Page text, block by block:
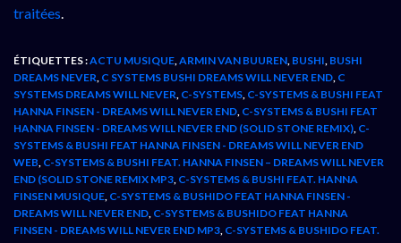
traitées.
ÉTIQUETTES :ACTU MUSIQUE,ARMIN VAN BUUREN, BUSHI, BUSHI
DREAMS NEVER, C SYSTEMS BUSHI DREAMS WILL NEVER END, C
SYSTEMS DREAMS WILL NEVER, C-SYSTEMS, C-SYSTEMS & BUSHI FEAT
HANNA FINSEN - DREAMS WILL NEVER END, C-SYSTEMS & BUSHI FEAT
HANNA FINSEN - DREAMS WILL NEVER END (SOLID STONE REMIX), C-
SYSTEMS & BUSHI FEAT HANNA FINSEN - DREAMS WILL NEVER END
WEB, C-SYSTEMS & BUSHI FEAT. HANNA FINSEN – DREAMS WILL NEVER
END (SOLID STONE REMIX MP3, C-SYSTEMS & BUSHI FEAT. HANNA
FINSEN MUSIQUE, C-SYSTEMS & BUSHIDO FEAT HANNA FINSEN -
DREAMS WILL NEVER END, C-SYSTEMS & BUSHIDO FEAT HANNA
FINSEN - DREAMS WILL NEVER END MP3, C-SYSTEMS & BUSHIDO FEAT.